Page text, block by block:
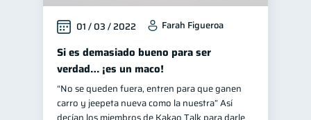
01 / 03 / 2022 Farah Figueroa
Si es demasiado bueno para ser
verdad… ¡es un maco!
“No se queden fuera, entren para que ganen
carro y jeepeta nueva como la nuestra” Así